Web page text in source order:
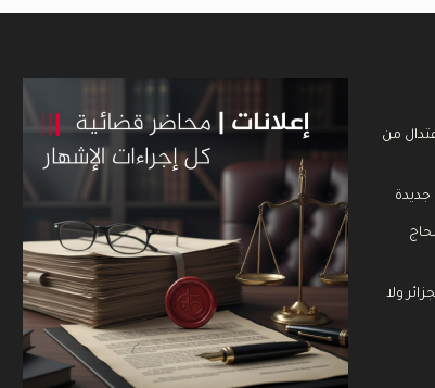
من
جديدة
ولا